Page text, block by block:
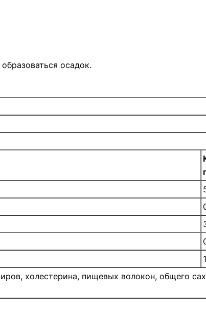
осадок.
холестерина, пищевых волокон, общего